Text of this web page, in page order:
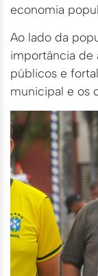
economia
Ao lado da
importância de
públicos e
municipal e os